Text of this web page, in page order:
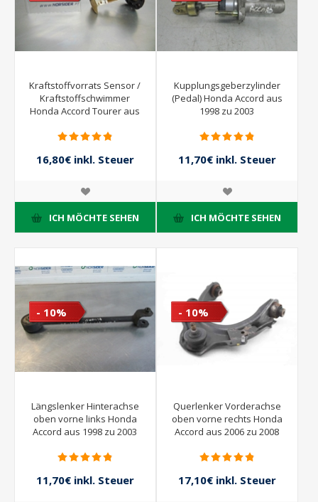
Kraftstoffvorrats Sensor /
Kraftstoffschwimmer
Honda Accord Tourer aus
16,80€ inkl. Steuer
ICH MÖCHTE SEHEN
Kupplungsgeberzylinder
(Pedal) Honda Accord aus
1998 zu 2003
11,70€ inkl. Steuer
ICH MÖCHTE SEHEN
- 10%
Längslenker Hinterachse
oben vorne links Honda
Accord aus 1998 zu 2003
11,70€ inkl. Steuer
- 10%
Querlenker Vorderachse
oben vorne rechts Honda
Accord aus 2006 zu 2008
17,10€ inkl. Steuer